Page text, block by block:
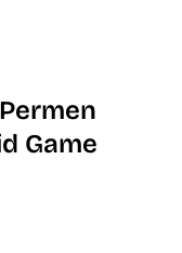
Game